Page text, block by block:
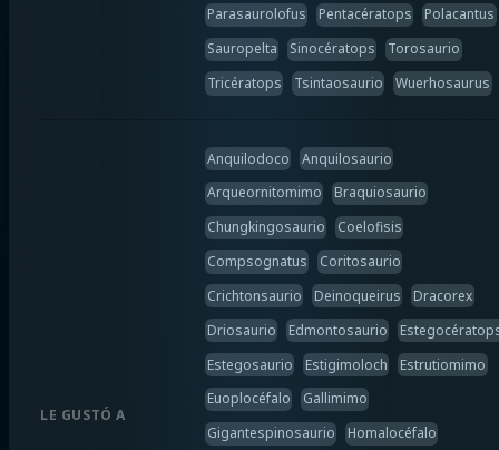
Parasaurolofus
Pentacératops
Polacantus
Sauropelta
Sinocératops
Torosaurio
Tricératops
Tsintaosaurio Wuerhosaurus
LE GUSTÓ A
Anquilodoco
Anquilosaurio
Arqueornitomimo
Braquiosaurio
Chungkingosaurio
Coelofisis
Compsognatus
Coritosaurio
Crichtonsaurio
Deinoqueirus
Dracorex
Driosaurio
Edmontosaurio
Estegosaurio
Estigimoloch
Estrutiomimo
Euoplocéfalo
Gallimimo
Gigantespinosaurio
Homalocéfalo